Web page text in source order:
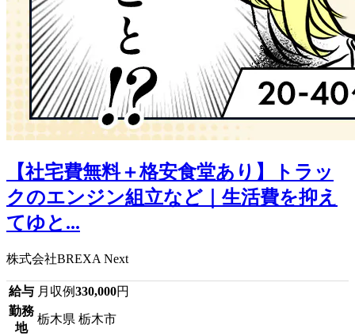
【社宅費無料＋格安食堂あり】トラッ
クのエンジン組立など｜生活費を抑え
てゆと...
株式会社BREXA Next
給与 月収例330,000円
勤務
地
栃木県 栃木市